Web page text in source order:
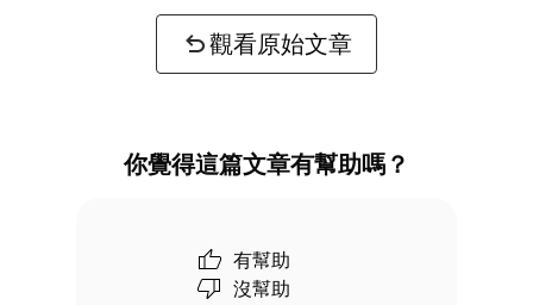
觀看原始文章
你覺得這篇文章有幫助嗎？
有幫助
沒幫助